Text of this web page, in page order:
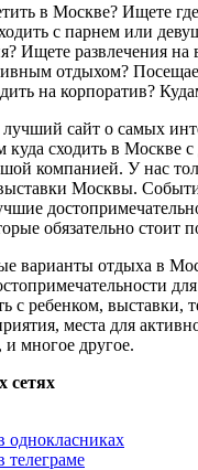
в Москве? Ищете
с парнем или
Ищете развлечения на
отдыхом?
на корпоратив?
сайт о самых
сходить в Москве с
компанией. У нас
Москвы.
обязательно стоит
варианты отдыха в
с ребенком, выставки,
места для
и многое другое.
сетях
однокласниках
телеграме